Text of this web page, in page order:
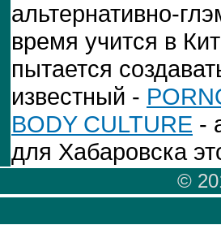
альтернативно-
время учится в
пытается
известный -
BODY CULTURE -
для Хабаровска
©